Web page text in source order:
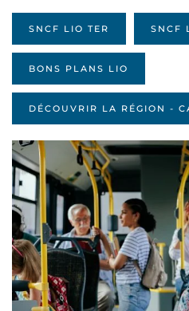
SNCF LIO TER SNCF
BONS PLANS LIO
DÉCOUVRIR LA RÉGION -